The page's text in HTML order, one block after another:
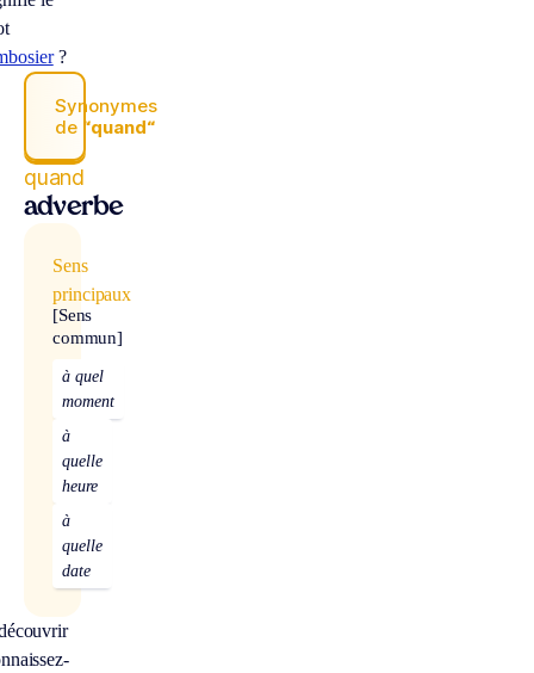
?
Synonymes
de “quand“
quand
adverbe
Sens
principaux
[Sens
commun]
à quel
moment
à
quelle
heure
à
quelle
date